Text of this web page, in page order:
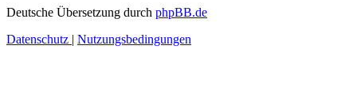
Deutsche Übersetzung durch phpBB.de
Datenschutz | Nutzungsbedingungen